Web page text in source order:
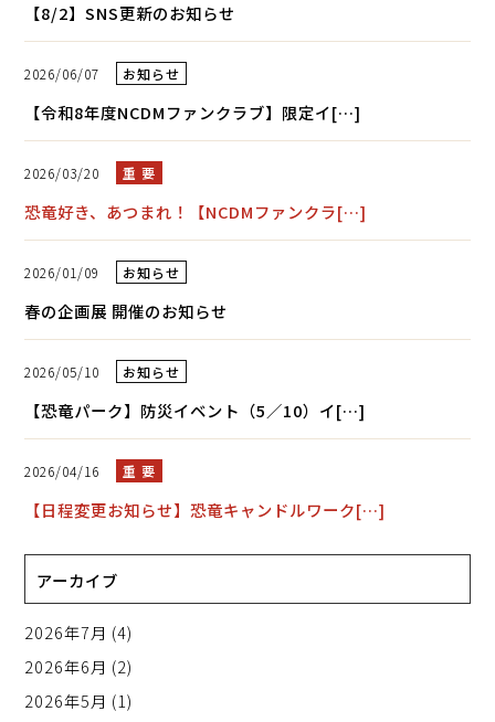
【8/2】SNS更新のお知らせ
2026/06/07 お知らせ
【令和8年度NCDMファンクラブ】限定イ[…]
2026/03/20 重 要
恐竜好き、あつまれ！【NCDMファンクラ[…]
2026/01/09 お知らせ
春の企画展 開催のお知らせ
2026/05/10 お知らせ
【恐竜パーク】防災イベント（5／10）イ[…]
2026/04/16 重 要
【日程変更お知らせ】恐竜キャンドルワーク[…]
アーカイブ
2026年7月 (4)
2026年6月 (2)
2026年5月 (1)